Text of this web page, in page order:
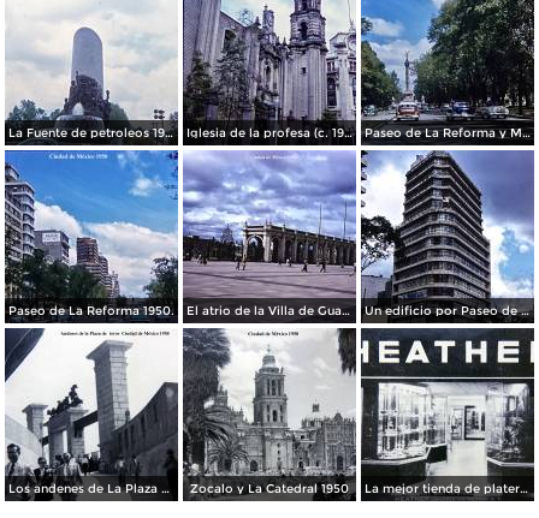
La Fuente de petroleos 1950. Iglesia de la profesa (c. 1950) Paseo de La Reforma y Mto a La Independencia 1950
Paseo de La Reforma 1950. El atrio de la Villa de Guadalupe 1950. Un edificio por Paseo de La Reforma 1950
Los andenes de La Plaza de toros Ciudad de México 1950 Zocalo y La Catedral 1950 La mejor tienda de plateria.